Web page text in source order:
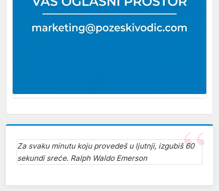
Za svaku minutu koju provedeš u ljutnji, izgubiš 60
sekundi sreće. Ralph Waldo Emerson